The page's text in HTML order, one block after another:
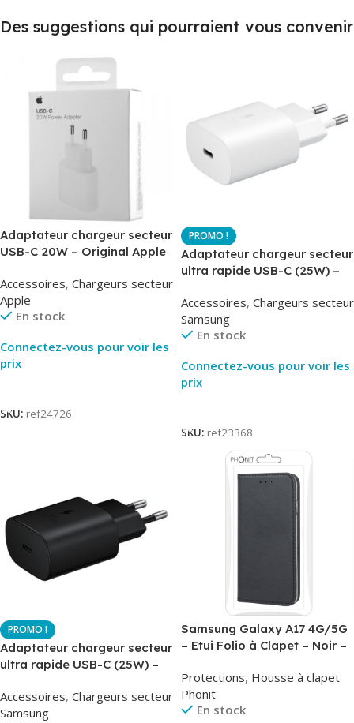
Des suggestions qui pourraient vous convenir
Adaptateur chargeur secteur
USB-C 20W – Original Apple
Original
Accessoires, Chargeurs secteur
Apple
En stock
Connectez-vous pour voir les
prix
SKU: ref24726
Adaptateur chargeur secteur
ultra rapide USB-C (25W) –
EP-TA800
Accessoires, Chargeurs secteur
Samsung
En stock
Connectez-vous pour voir les
prix
SKU: ref23368
Adaptateur chargeur secteur
ultra rapide USB-C (25W) –
TA800
Accessoires, Chargeurs secteur
Samsung
Samsung Galaxy A17 4G/5G
– Etui Folio à Clapet – Noir –
Protections, Housse à clapet
Phonit
En stock